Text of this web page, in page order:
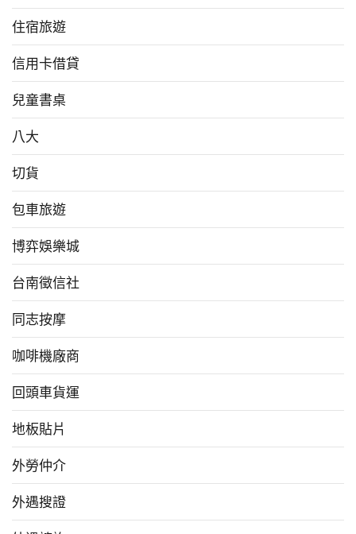
住宿旅遊
信用卡借貸
兒童書桌
八大
切貨
包車旅遊
博弈娛樂城
台南徵信社
同志按摩
咖啡機廠商
回頭車貨運
地板貼片
外勞仲介
外遇搜證